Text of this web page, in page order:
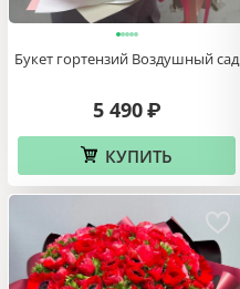
Букет гортензий Воздушный сад
5 490 ₽
КУПИТЬ